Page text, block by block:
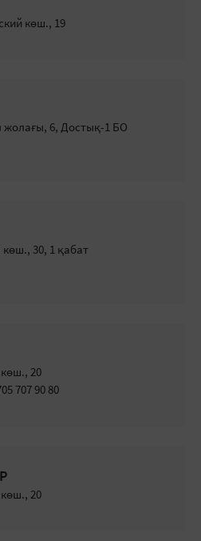
көш., 19
жолағы, 6, Достық-1 БО
30, 1 қабат
20
707 90 80
20